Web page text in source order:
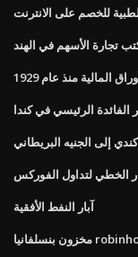
للخصم على الانترنت
تجارة الأسهم في الهند
المالية منذ عام 1929
الرئيسي في كندا
إلى الجنيه البريطاني
الخطي لتداول الفوركس
آبار النفط الأفقية